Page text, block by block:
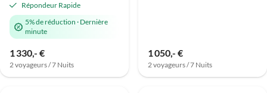
Répondeur Rapide
5% de réduction · Dernière
minute
1 330,- €
2 voyageurs / 7 Nuits
1 050,- €
2 voyageurs / 7 Nuits
Annonce
Annonce